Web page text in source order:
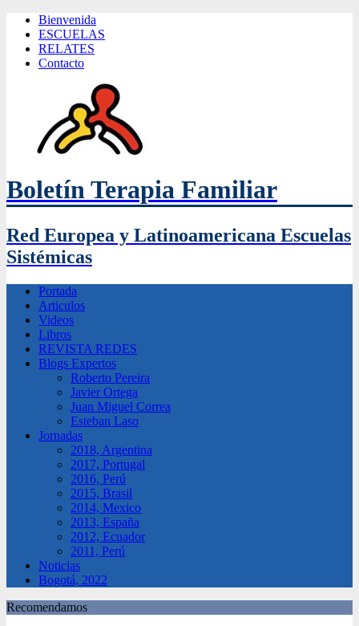
Bienvenida
ESCUELAS
RELATES
Contacto
Boletín Terapia Familiar
Red Europea y Latinoamericana Escuelas
Sistémicas
Portada
Articulos
Videos
Libros
REVISTA REDES
Blogs Expertos
Roberto Pereira
Javier Ortega
Juan Miguel Correa
Esteban Laso
Jornadas
2018, Argentina
2017, Portugal
2016, Perú
2015, Brasil
2014, Mexico
2013, España
2012, Ecuador
2011, Perú
Noticias
Bogotá, 2022
Recomendamos